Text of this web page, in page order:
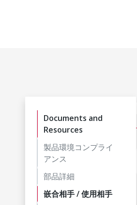
Documents and
Resources
製品環境コンプライ
アンス
部品詳細
嵌合相手 / 使用相手